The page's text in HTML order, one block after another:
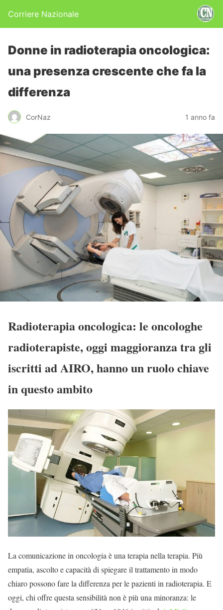
Corriere Nazionale
Donne in radioterapia oncologica:
una presenza crescente che fa la
differenza
CorNaz 1 anno fa
Radioterapia oncologica: le oncologhe
radioterapiste, oggi maggioranza tra gli
iscritti ad AIRO, hanno un ruolo chiave
in questo ambito
La comunicazione in oncologia è una terapia nella terapia. Più
empatia, ascolto e capacità di spiegare il trattamento in modo
chiaro possono fare la differenza per le pazienti in radioterapia. E
oggi, chi offre questa sensibilità non è più una minoranza: le